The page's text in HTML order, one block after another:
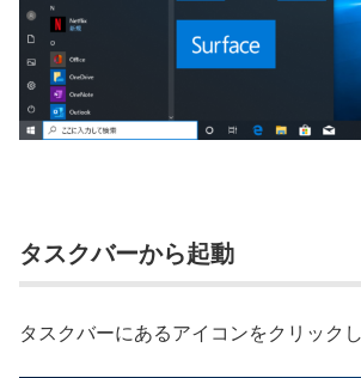
タスクバーから起動
タスクバーにあるアイコンをクリック